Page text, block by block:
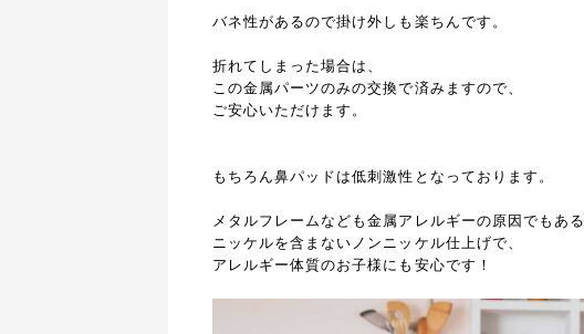
バネ性があるので掛け外しも楽ちんです。
折れてしまった場合は、
この金属パーツのみの交換で済みますので、
ご安心いただけます。
もちろん鼻パッドは低刺激性となっております。
メタルフレームなども金属アレルギーの原因でもある
ニッケルを含まない ノンニッケル仕上げで、
アレルギー体質のお子様にも安心です！